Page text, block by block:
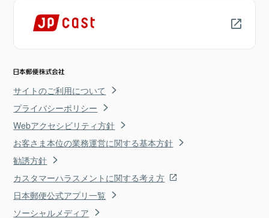
サイトのご利用について
プライバシーポリシー
Webアクセシビリティ方針
お客さま本位の業務運営に関する基本方針
勧誘方針
カスタマーハラスメントに関する考え方
日本郵便公式アプリ一覧
ソーシャルメディア